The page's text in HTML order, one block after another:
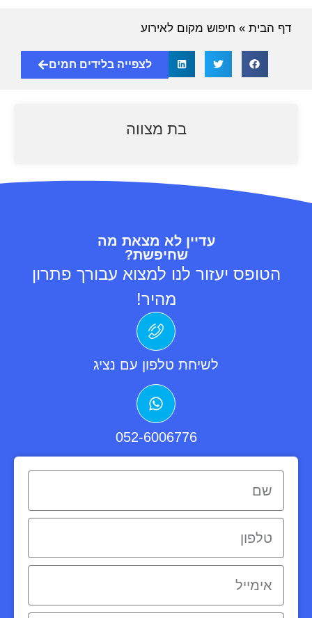
דף הבית » חיפוש מקום לאירוע
לצפייה בלידים חמים
בת מצווה
עדיין לא מצאת מה
שחיפשת?
הטופס יעזור לנו למצוא עבורך פתרון
מהיר!
לשיחת טלפון עם נציג
052-6006776